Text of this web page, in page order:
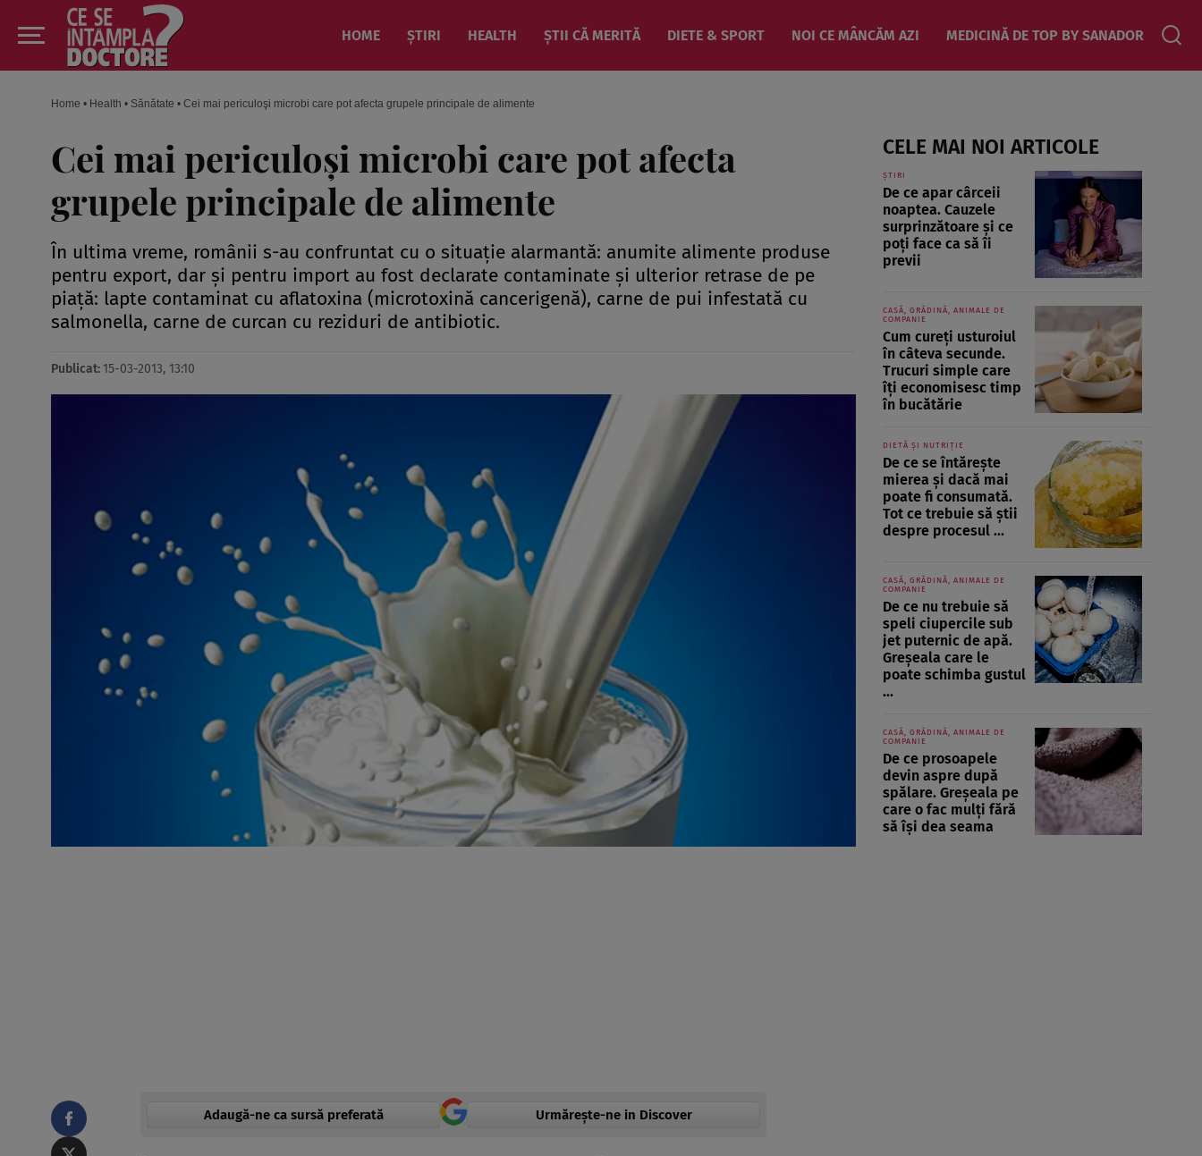
HOME ȘTIRI HEALTH ȘTII CĂ MERITĂ DIETE & SPORT NOI CE MÂNCĂM AZI MEDICINĂ DE TOP BY SANADOR
Home • Health • Sănătate • Cei mai periculoşi microbi care pot afecta grupele principale de alimente
Cei mai periculoşi microbi care pot afecta
grupele principale de alimente
În ultima vreme, românii s-au confruntat cu o situaţie alarmantă: anumite alimente produse
pentru export, dar şi pentru import au fost declarate contaminate şi ulterior retrase de pe
piaţă: lapte contaminat cu aflatoxina (microtoxină cancerigenă), carne de pui infestată cu
salmonella, carne de curcan cu reziduri de antibiotic.
Publicat: 15-03-2013, 13:10
Adaugă-ne ca sursă preferată Urmărește-ne in Discover
CELE MAI NOI ARTICOLE
ȘTIRI
De ce apar cârceii
noaptea. Cauzele
surprinzătoare și ce
poți face ca să îi
previi
CASĂ, GRĂDINĂ, ANIMALE DE
COMPANIE
Cum cureți usturoiul
în câteva secunde.
Trucuri simple care
îți economisesc timp
în bucătărie
DIETĂ ȘI NUTRIȚIE
De ce se întărește
mierea și dacă mai
poate fi consumată.
Tot ce trebuie să știi
despre procesul ...
CASĂ, GRĂDINĂ, ANIMALE DE
COMPANIE
De ce nu trebuie să
speli ciupercile sub
jet puternic de apă.
Greșeala care le
poate schimba gustul
...
CASĂ, GRĂDINĂ, ANIMALE DE
COMPANIE
De ce prosoapele
devin aspre după
spălare. Greșeala pe
care o fac mulți fără
să își dea seama